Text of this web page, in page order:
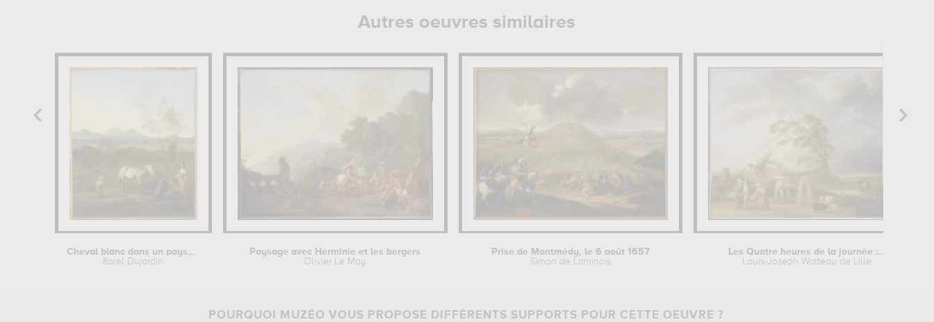
Autres oeuvres similaires
Cheval blanc dans un paysage italien
Karel Dujardin
Paysage avec Herminie et les bergers
Olivier Le May
Prise de Montmédy, le 6 août 1657
Simon de Laminois
Les Quatre heures de la journée :...
Louis-Joseph Watteau de Lille
POURQUOI MUZÉO VOUS PROPOSE DIFFÉRENTS SUPPORTS POUR CETTE OEUVRE ?